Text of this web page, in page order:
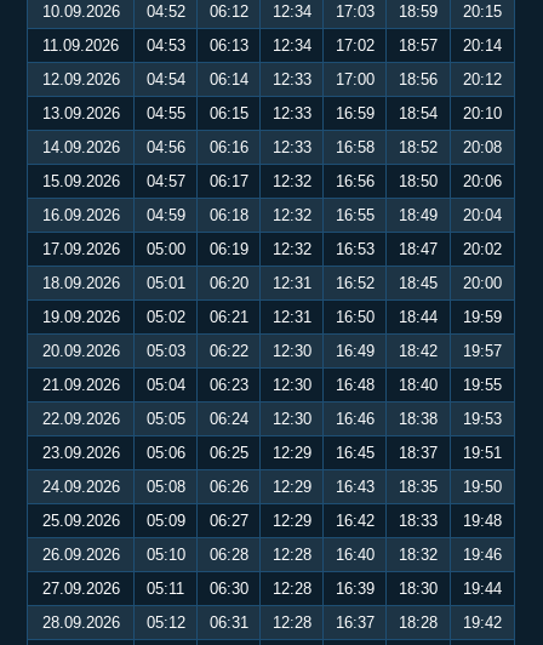
10.09.2026
04:52 06:12 12:34 17:03 18:59
20:15
11.09.2026
04:53 06:13 12:34 17:02 18:57
20:14
12.09.2026
04:54 06:14 12:33 17:00 18:56
20:12
13.09.2026
04:55 06:15 12:33 16:59 18:54
20:10
14.09.2026
04:56 06:16 12:33 16:58 18:52
20:08
15.09.2026
04:57 06:17 12:32 16:56 18:50
20:06
16.09.2026
04:59 06:18 12:32 16:55 18:49
20:04
17.09.2026
05:00 06:19 12:32 16:53 18:47
20:02
18.09.2026
05:01 06:20 12:31 16:52 18:45
20:00
19.09.2026
05:02 06:21 12:31 16:50 18:44
19:59
20.09.2026
05:03 06:22 12:30 16:49 18:42
19:57
21.09.2026
05:04 06:23 12:30 16:48 18:40
19:55
22.09.2026
05:05 06:24 12:30 16:46 18:38
19:53
23.09.2026
05:06 06:25 12:29 16:45 18:37
19:51
24.09.2026
05:08 06:26 12:29 16:43 18:35
19:50
25.09.2026
05:09 06:27 12:29 16:42 18:33
19:48
26.09.2026
05:10 06:28 12:28 16:40 18:32
19:46
27.09.2026
05:11 06:30 12:28 16:39 18:30
19:44
28.09.2026
05:12 06:31 12:28 16:37 18:28
19:42